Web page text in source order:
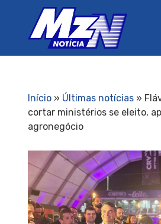
Início» Últimas notícias»
cortar ministérios se eleito,
agronegócio